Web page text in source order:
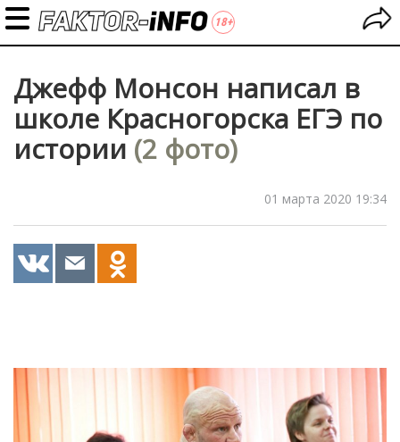
Джефф Монсон написал в
школе Красногорска ЕГЭ по
истории (2 фото)
01 марта 2020 19:34